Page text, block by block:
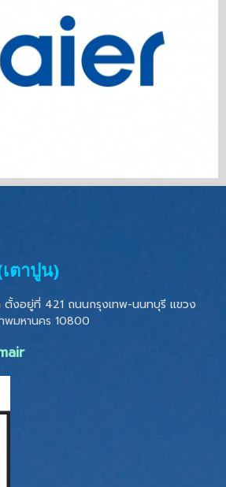
ตาปูน)
ตั้งอยู่ที่ 421 ถนนกรุงเทพ-นนทบุรี แขวง
พมหานคร 10800